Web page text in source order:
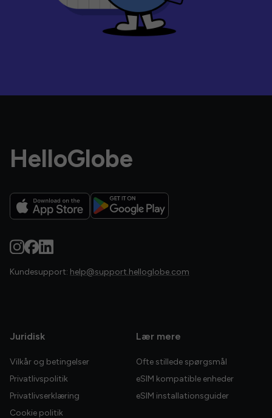
HelloGlobe
Kundesupport: help@support.helloglobe.com
Juridisk
Vilkår og betingelser
Privatlivspolitik
Privatlivserklæring
Cookie politik
Lær mere
Ofte stillede spørgsmål
eSIM kompatible enheder
eSIM installationsguider